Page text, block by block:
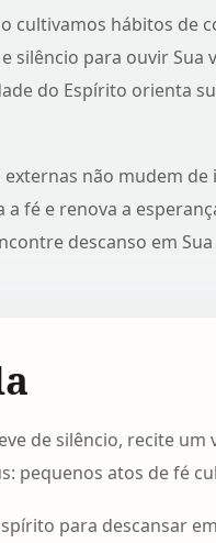
cultivamos hábitos de
silêncio para ouvir Sua
do Espírito orienta
não mudem
fé e renova a
descanso em
de silêncio, recite um
pequenos atos de fé
para descansar